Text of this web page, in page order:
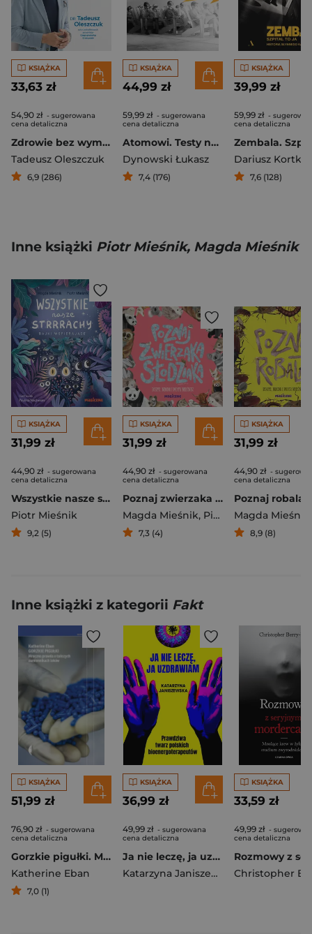
KSIĄŻKA
33,63 zł
54,90 zł - sugerowana
cena detaliczna
Zdrowie bez wymówek. Przewodnik po diecie, badaniach i terapii hormonalnej dla kobiet i mężczyzn
Tadeusz Oleszczuk
6,9 (286)
KSIĄŻKA
44,99 zł
59,99 zł - sugerowana
cena detaliczna
Atomowi. Testy nuklearne na ludziach
Dynowski Łukasz
7,4 (176)
KSIĄŻKA
39,99 zł
59,99 zł -
cena detaliczna
Dariusz Kortko
7,6 (128)
Inne książki Piotr Mieśnik, Magda Mieśnik
KSIĄŻKA
31,99 zł
44,90 zł - sugerowana
cena detaliczna
Wszystkie nasze strrrachy! Bajki wspierające
Piotr Mieśnik
9,2 (5)
KSIĄŻKA
31,99 zł
44,90 zł - sugerowana
cena detaliczna
Poznaj zwierzaka słodziaka
Magda Mieśnik, Piotr Mieśnik
7,3 (4)
KSIĄŻKA
31,99 zł
44,90 zł -
cena detaliczna
Poznaj robala
Magda Mieśnik
8,9 (8)
Inne książki z kategorii Fakt
KSIĄŻKA
51,99 zł
76,90 zł - sugerowana
cena detaliczna
Gorzkie pigułki. Mroczna prawda o tańszych zamiennikach leków
Katherine Eban
7,0 (1)
KSIĄŻKA
36,99 zł
49,99 zł - sugerowana
cena detaliczna
Ja nie leczę, ja uzdrawiam. Prawdziwa twarz polskich bioenergoterapeutów
Katarzyna Janiszewska
KSIĄŻKA
33,59 zł
49,99 zł -
cena detaliczna